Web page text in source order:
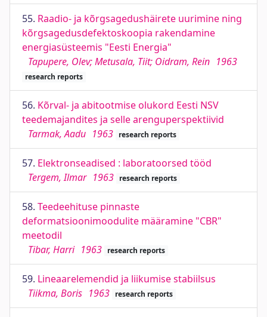
55. Raadio- ja kõrgsagedushäirete uurimine ning
kõrgsagedusdefektoskoopia rakendamine
energiasüsteemis "Eesti Energia"
Tapupere, Olev; Metusala, Tiit; Oidram, Rein 1963
research reports
56. Kõrval- ja abitootmise olukord Eesti NSV
teedemajandites ja selle arenguperspektiivid
Tarmak, Aadu 1963 research reports
57. Elektronseadised : laboratoorsed tööd
Tergem, Ilmar 1963 research reports
58. Teedeehituse pinnaste
deformatsioonimoodulite määramine "CBR"
meetodil
Tibar, Harri 1963 research reports
59. Lineaarelemendid ja liikumise stabiilsus
Tiikma, Boris 1963 research reports